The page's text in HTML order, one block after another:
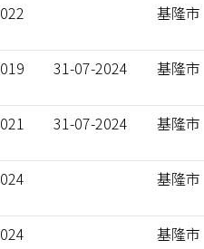
基隆市
31-07-2024 基隆市
31-07-2024 基隆市
基隆市
基隆市